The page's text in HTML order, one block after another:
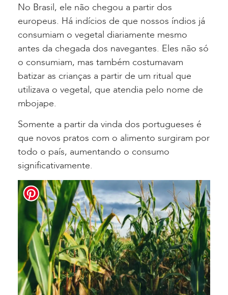
No Brasil, ele não chegou a partir dos
europeus. Há indícios de que nossos índios já
consumiam o vegetal diariamente mesmo
antes da chegada dos navegantes. Eles não só
o consumiam, mas também costumavam
batizar as crianças a partir de um ritual que
utilizava o vegetal, que atendia pelo nome de
mbojape.
Somente a partir da vinda dos portugueses é
que novos pratos com o alimento surgiram por
todo o país, aumentando o consumo
significativamente.